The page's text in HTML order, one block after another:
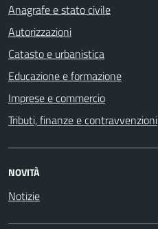
Anagrafe e stato civile
Autorizzazioni
Catasto e urbanistica
Educazione e formazione
Imprese e commercio
Tributi, finanze e contravvenzioni
NOVITÀ
Notizie